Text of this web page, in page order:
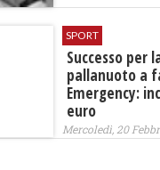
SPORT
Successo per
pallanuoto a
Emergency:
euro
Mercoledì, 20